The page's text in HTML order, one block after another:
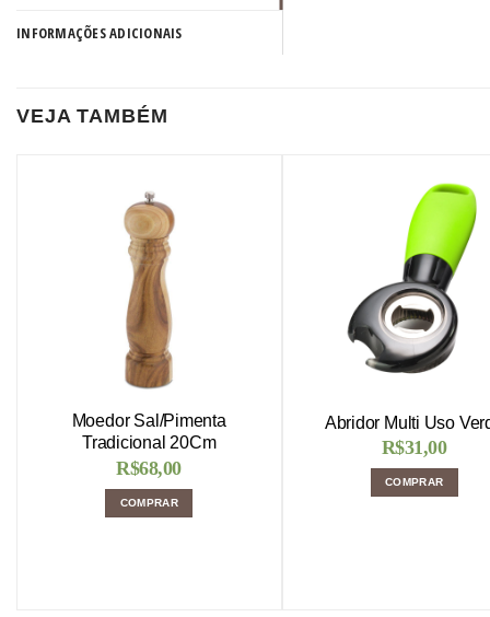
INFORMAÇÕES ADICIONAIS
VEJA TAMBÉM
Moedor Sal/Pimenta
Tradicional 20Cm
R$68,00
COMPRAR
Abridor Multi Uso
R$31,00
COMPRAR